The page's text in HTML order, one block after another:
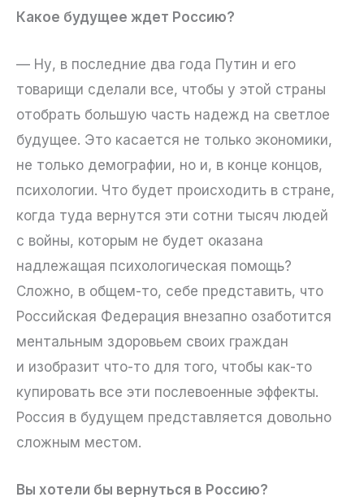
Какое будущее ждет Россию?
— Ну, в последние два года Путин и его
товарищи сделали все, чтобы у этой страны
отобрать большую часть надежд на светлое
будущее. Это касается не только экономики,
не только демографии, но и, в конце концов,
психологии. Что будет происходить в стране,
когда туда вернутся эти сотни тысяч людей
с войны, которым не будет оказана
надлежащая психологическая помощь?
Сложно, в общем-то, себе представить, что
Российская Федерация внезапно озаботится
ментальным здоровьем своих граждан
и изобразит что-то для того, чтобы как-то
купировать все эти послевоенные эффекты.
Россия в будущем представляется довольно
сложным местом.
Вы хотели бы вернуться в Россию?